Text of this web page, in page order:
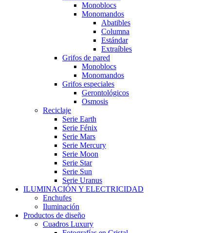
Monoblocs
Monomandos
Abatibles
Columna
Estándar
Extraíbles
Grifos de pared
Monoblocs
Monomandos
Grifos especiales
Gerontológicos
Osmosis
Reciclaje
Serie Earth
Serie Fénix
Serie Mars
Serie Mercury
Serie Moon
Serie Star
Serie Sun
Serie Uranus
ILUMINACIÓN Y ELECTRICIDAD
Enchufes
Iluminación
Productos de diseño
Cuadros Luxury